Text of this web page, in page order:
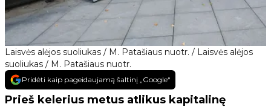
Laisvės alėjos suoliukas / M. Patašiaus nuotr. / Laisvės alėjos
suoliukas / M. Patašiaus nuotr.
Pridėti kaip pageidaujamą šaltinį „Google“
Prieš kelerius metus atlikus kapitalinę